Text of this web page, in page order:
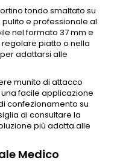
tondo smaltato su
e professionale al
nel formato 37 mm e
piatto o nella
adattarsi alle
munito di attacco
facile applicazione
confezionamento su
di consultare la
più adatta alle
Medico